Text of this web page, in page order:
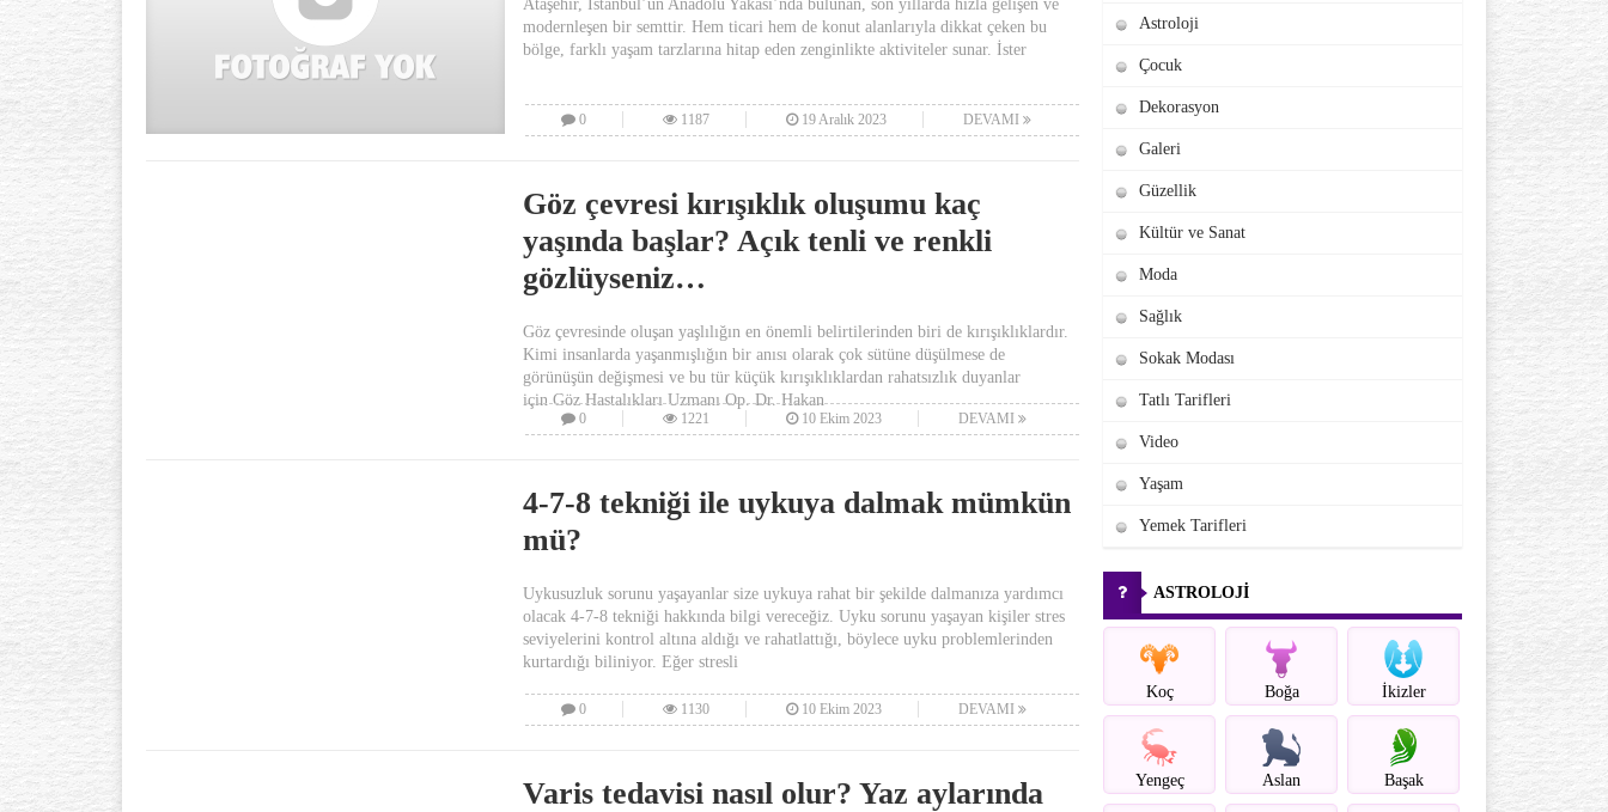
Ataşehir, İstanbul’un Anadolu Yakası’nda bulunan, son yıllarda hızla gelişen ve
modernleşen bir semttir. Hem ticari hem de konut alanlarıyla dikkat çeken bu
bölge, farklı yaşam tarzlarına hitap eden zenginlikte aktiviteler sunar. İster
0 1187 19 Aralık 2023 DEVAMI
Göz çevresi kırışıklık oluşumu kaç
yaşında başlar? Açık tenli ve renkli
gözlüyseniz…
Göz çevresinde oluşan yaşlılığın en önemli belirtilerinden biri de kırışıklıklardır.
Kimi insanlarda yaşanmışlığın bir anısı olarak çok sütüne düşülmese de
görünüşün değişmesi ve bu tür küçük kırışıklıklardan rahatsızlık duyanlar
için Göz Hastalıkları Uzmanı Op. Dr. Hakan
0 1221 10 Ekim 2023 DEVAMI
4-7-8 tekniği ile uykuya dalmak mümkün
mü?
Uykusuzluk sorunu yaşayanlar size uykuya rahat bir şekilde dalmanıza yardımcı
olacak 4-7-8 tekniği hakkında bilgi vereceğiz. Uyku sorunu yaşayan kişiler stres
seviyelerini kontrol altına aldığı ve rahatlattığı, böylece uyku problemlerinden
kurtardığı biliniyor. Eğer stresli
0 1130 10 Ekim 2023 DEVAMI
Varis tedavisi nasıl olur? Yaz aylarında
Astroloji
Çocuk
Dekorasyon
Galeri
Güzellik
Kültür ve Sanat
Moda
Sağlık
Sokak Modası
Tatlı Tarifleri
Video
Yaşam
Yemek Tarifleri
ASTROLOJİ
Koç Boğa İkizler
Yengeç Aslan Başak